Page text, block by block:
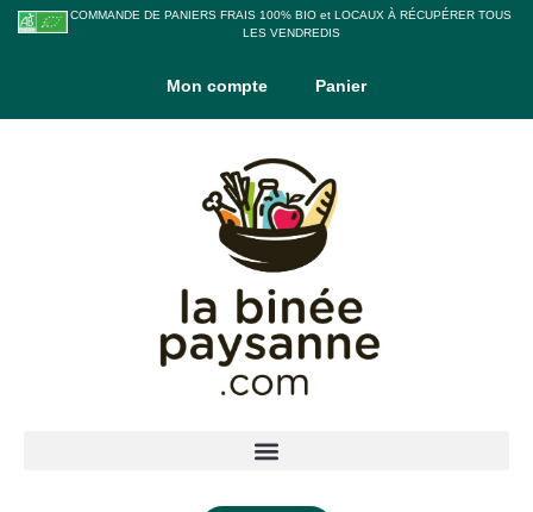
COMMANDE DE PANIERS FRAIS 100% BIO et LOCAUX À RÉCUPÉRER TOUS
LES VENDREDIS
Mon compte Panier